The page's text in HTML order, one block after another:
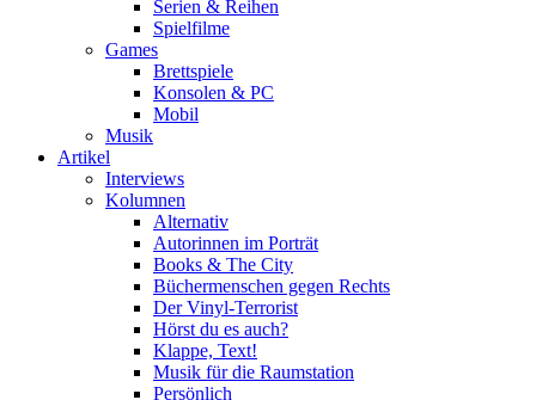
Serien & Reihen
Spielfilme
Games
Brettspiele
Konsolen & PC
Mobil
Musik
Artikel
Interviews
Kolumnen
Alternativ
Autorinnen im Porträt
Books & The City
Büchermenschen gegen Rechts
Der Vinyl-Terrorist
Hörst du es auch?
Klappe, Text!
Musik für die Raumstation
Persönlich